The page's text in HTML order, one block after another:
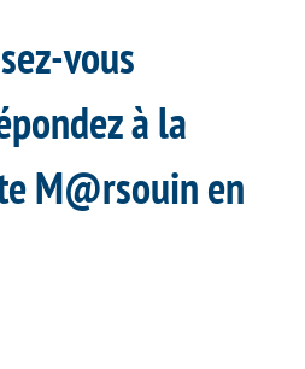
vous
à la
M@rsouin en